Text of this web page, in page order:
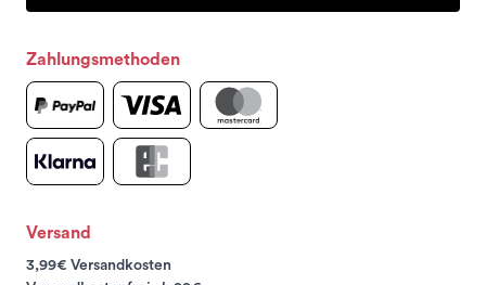
Zahlungsmethoden
Versand
3,99€ Versandkosten